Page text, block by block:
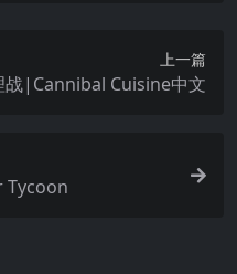
上一篇
战|Cannibal Cuisine中文
Tycoon